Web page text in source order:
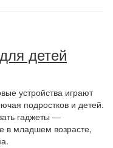
детей
устройства играют
подростков и детей.
гаджеты —
в младшем возрасте,